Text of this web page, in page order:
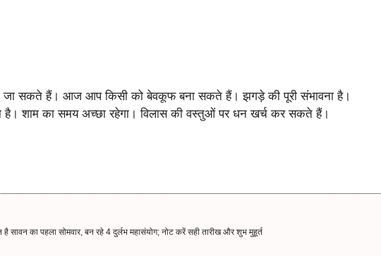
सकते हैं। आज आप किसी को बेवकूफ बना सकते हैं। झगड़े की पूरी संभावना है।
है। शाम का समय अच्छा रहेगा। विलास की वस्तुओं पर धन खर्च कर सकते हैं।
का पहला सोमवार, बन रहे 4 दुर्लभ महासंयोग; नोट करें सही तारीख और शुभ मुहूर्त